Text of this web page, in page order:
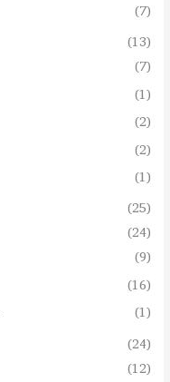
(7)
(13)
(7)
(1)
(2)
(2)
(1)
(25)
(24)
(9)
(16)
(1)
(24)
(12)